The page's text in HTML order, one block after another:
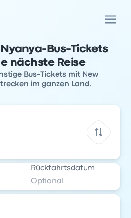
Nyanya-Bus-Tickets
nächste Reise
Bus-Tickets mit New
im ganzen Land.
Rückfahrtsdatum